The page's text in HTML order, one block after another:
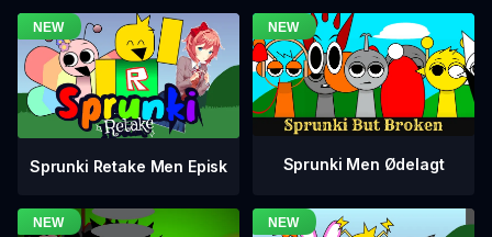
Sprunki Retake Men Episk Sprunki Men Ødelagt